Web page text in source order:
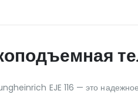
EJE 116 — это